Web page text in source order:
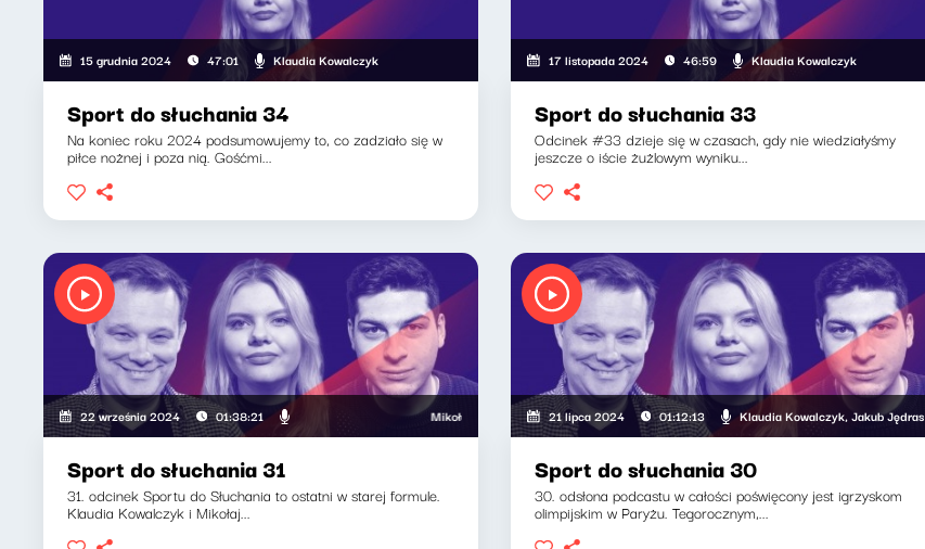
15 grudnia 2024 47:01 Klaudia Kowalczyk
Sport do słuchania 34
Na koniec roku 2024 podsumowujemy to, co zadziało się w
piłce nożnej i poza nią. Gośćmi...
17 listopada 2024 46:59 Klaudia Kowalczyk
Sport do słuchania 33
Odcinek #33 dzieje się w czasach, gdy nie wiedziałyśmy
jeszcze o iście żużlowym wyniku...
22 września 2024 01:38:21 Mikołaj Tyczyński, Klaudia Kowalczyk, Jakub Jędras
Sport do słuchania 31
31. odcinek Sportu do Słuchania to ostatni w starej formule.
Klaudia Kowalczyk i Mikołaj...
21 lipca 2024 01:12:13 Klaudia Kowalczyk, Jakub Jędras
Sport do słuchania 30
30. odsłona podcastu w całości poświęcony jest igrzyskom
olimpijskim w Paryżu. Tegorocznym,...